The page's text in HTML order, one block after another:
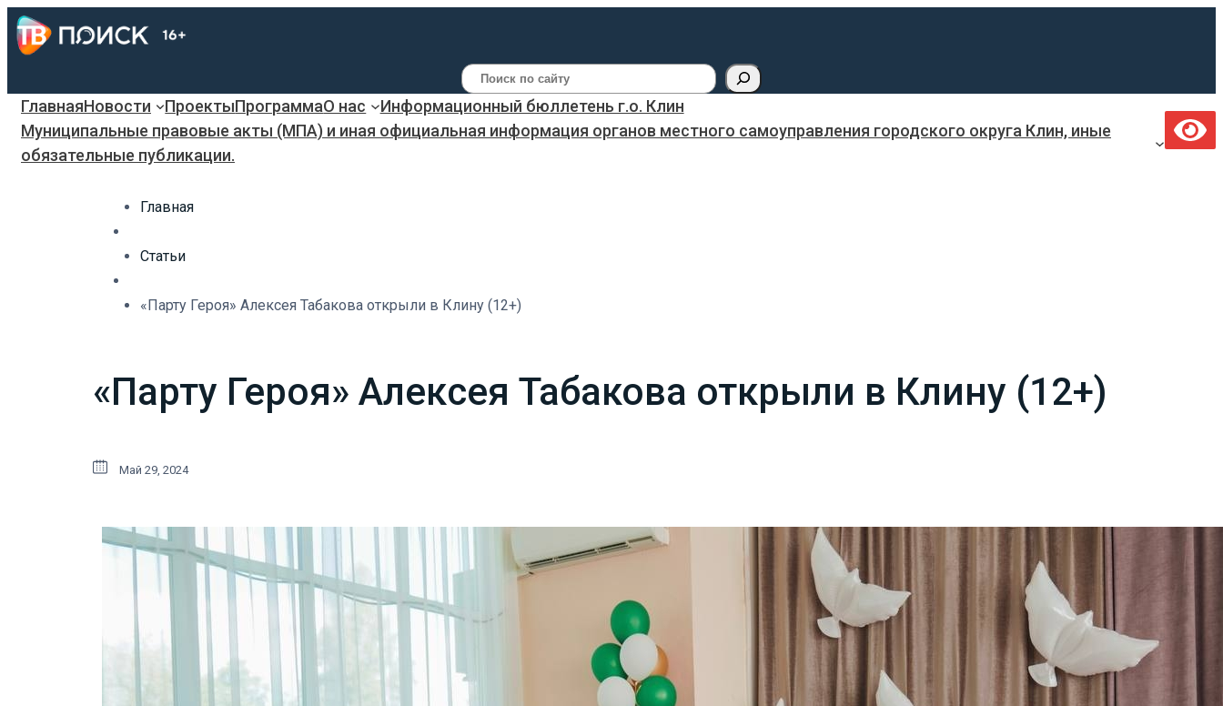
Поиск
ГлавнаяНовости ПроектыПрограммаО нас
Информационный бюллетень г.о. Клин
Муниципальные правовые акты (МПА) и иная официальная информация органов местного самоуправления городского округа Клин, иные
обязательные публикации.
Главная
Статьи
«Парту Героя» Алексея Табакова открыли в Клину (12+)
«Парту Героя» Алексея Табакова открыли в Клину (12+)
Май 29, 2024